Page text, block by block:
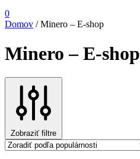
0
Domov /Minero – E-shop
Minero – E-shop
Zobraziť filtre